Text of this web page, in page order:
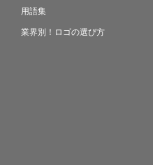
用語集
業界別！ロゴの選び方